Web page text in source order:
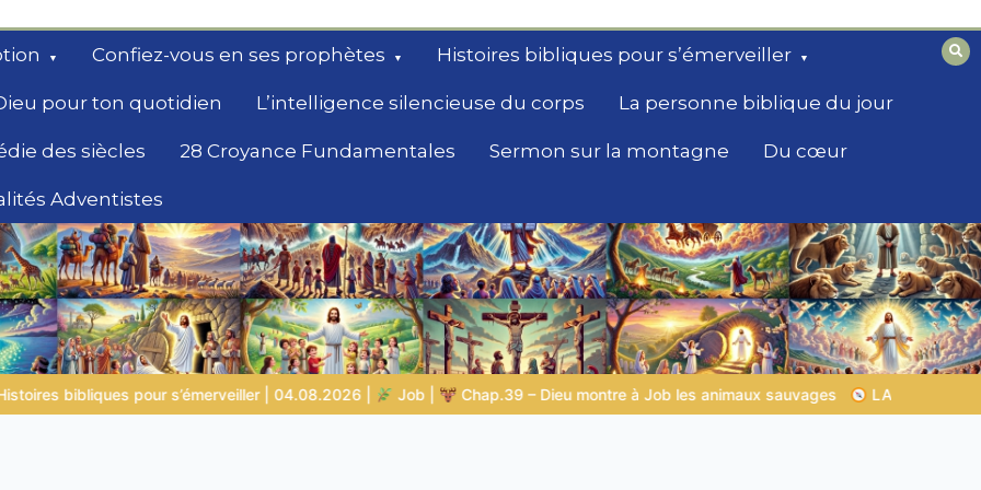
Confiez-vous en ses prophètes Histoires bibliques pour s’émerveiller
pour ton quotidien L’intelligence silencieuse du corps La personne biblique du jour
des siècles 28 Croyance Fundamentales Sermon sur la montagne Du cœur
Adventistes
un
| Job | Chap.39 – Dieu montre à Job les animaux sauvages LA SAGESSE DE DIEU POUR TON QUOTIDIEN |